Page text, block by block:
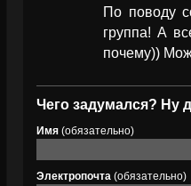
По поводу
группа! А
почему))
Чего задумался? Ну
Имя (обязательно)
Электропочта (обязательно)